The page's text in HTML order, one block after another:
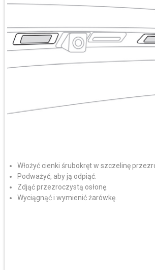
Włożyć cienki śrubokręt w szczelinę
Podważyć, aby ją odpiąć.
Zdjąć przezroczystą osłonę.
Wyciągnąć i wymienić żarówkę.